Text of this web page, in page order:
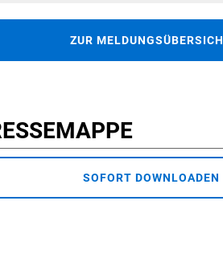
ZUR
SOFORT DOWNLOADEN